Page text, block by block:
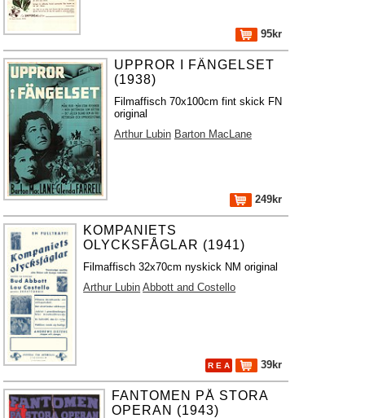
95kr
UPPROR I FÄNGELSET
(1938)
Filmaffisch 70x100cm fint skick FN
original
Arthur Lubin Barton MacLane
249kr
KOMPANIETS
OLYCKSFÅGLAR (1941)
Filmaffisch 32x70cm nyskick NM original
Arthur Lubin Abbott and Costello
R E A 39kr
FANTOMEN PÅ STORA
OPERAN (1943)